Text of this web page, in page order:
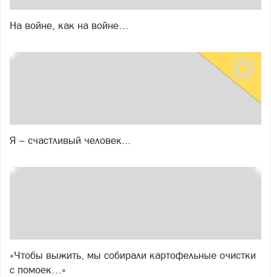
На войне, как на войне…
Я – счастливый человек...
«Чтобы выжить, мы собирали картофельные очистки
с помоек…»